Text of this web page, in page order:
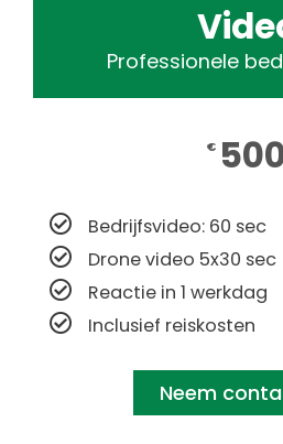
Professionele
€
Bedrijfsvideo: 60 sec
Drone video 5x30 sec
Reactie in 1 werkdag
Inclusief reiskosten
Neem